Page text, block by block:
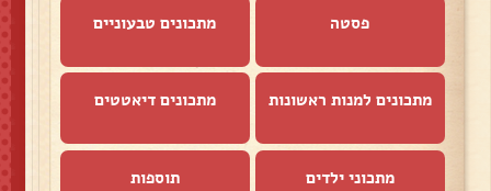
פסטה מתכונים טבעוניים
מתכונים למנות ראשונות מתכונים דיאטטים
מתכוני ילדים תוספות